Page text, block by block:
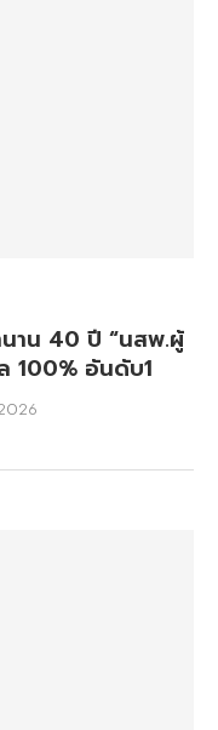
าน 40 ปี “นสพ.ผู้
100% อันดับ1